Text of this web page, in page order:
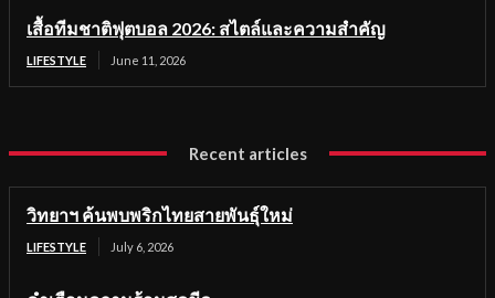
เสื้อทีมชาติฟุตบอล 2026: สไตล์และความสำคัญ
LIFESTYLE June 11, 2026
Recent articles
วิทยาฯ ค้นพบพริกไทยสายพันธุ์ใหม่
LIFESTYLE July 6, 2026